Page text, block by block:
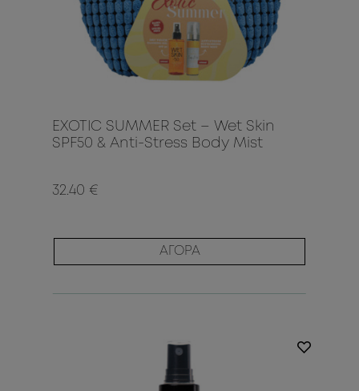
EXOTIC SUMMER Set – Wet Skin
SPF50 & Anti-Stress Body Mist
32.40 €
ΑΓΟΡΑ